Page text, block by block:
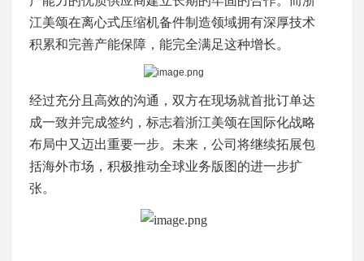
江美颂在离心式压缩机备件制造领域拥有深厚技术
积累和完善产能保障，能完全满足这种增长。
经过充分 且高效的沟通，双方在现场就首批订单达
成一致并完成签约，标志着浙江美颂在国际化战略
布局中 又 迈出重要一步。未来，公司将继续拓展包
括海外市场， 积极推动全球业务版图的进一步扩
张。